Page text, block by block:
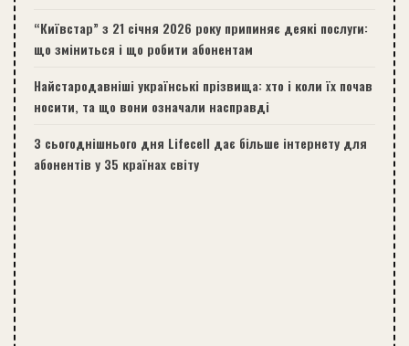
“Київстар” з 21 січня 2026 року припиняє деякі послуги:
що зміниться і що робити абонентам
Найстародавніші українські прізвища: хто і коли їх почав
носити, та що вони означали насправді
З сьогоднішнього дня Lifecell дає більше інтернету для
абонентів у 35 країнах світу